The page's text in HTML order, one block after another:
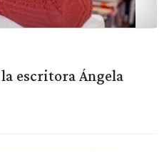
escritora Ángela